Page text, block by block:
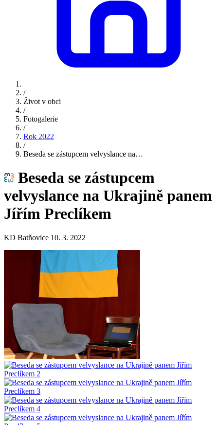
/
Život v obci
/
Fotogalerie
/
Rok 2022
/
Beseda se zástupcem velvyslance na…
Beseda se zástupcem
velvyslance na Ukrajině panem
Jířím Preclíkem
KD Batňovice 10. 3. 2022